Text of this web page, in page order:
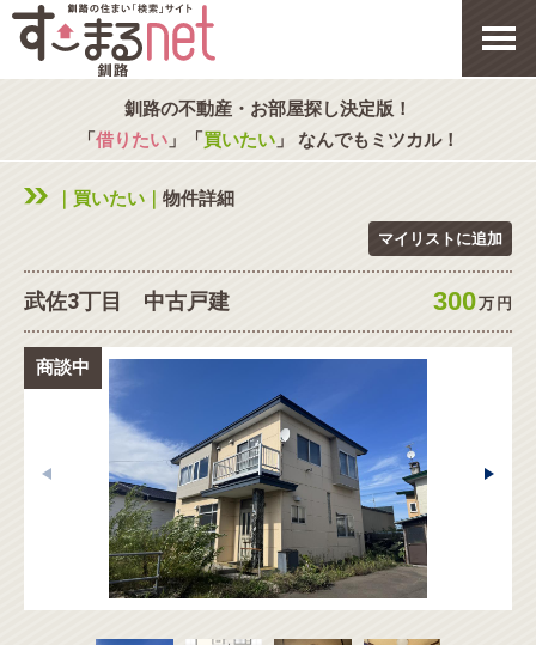
釧路の不動産・お部屋探し決定版！
「借りたい」「買いたい」 なんでもミツカル！
｜買いたい｜ 物件詳細
マイリストに追加
武佐3丁目 中古戸建 300万 円
商談中